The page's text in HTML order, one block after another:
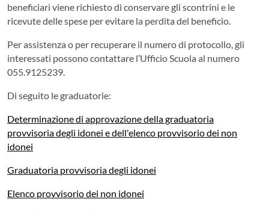
beneficiari viene richiesto di conservare gli scontrini e le
ricevute delle spese per evitare la perdita del beneficio.
Per assistenza o per recuperare il numero di protocollo, gli
interessati possono contattare l’Ufficio Scuola al numero
055.9125239.
Di seguito le graduatorie:
Determinazione di approvazione della graduatoria
provvisoria degli idonei e dell'elenco provvisorio dei non
idonei
Graduatoria provvisoria degli idonei
Elenco provvisorio dei non idonei